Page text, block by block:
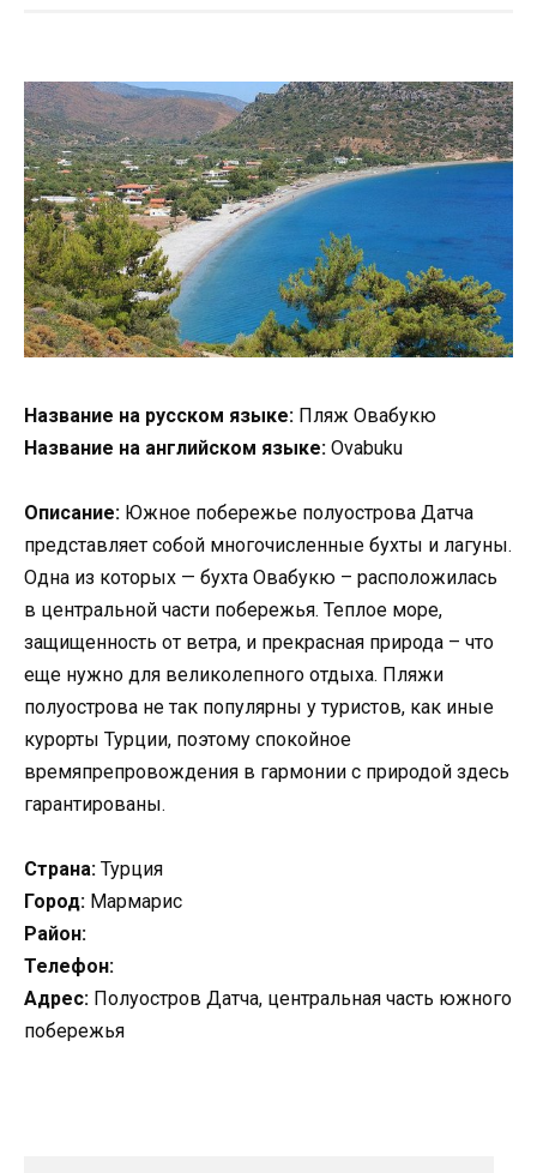
Название на русском языке: Пляж Овабукю
Название на английском языке: Ovabuku
Описание: Южное побережье полуострова Датча
представляет собой многочисленные бухты и лагуны.
Одна из которых — бухта Овабукю – расположилась
в центральной части побережья. Теплое море,
защищенность от ветра, и прекрасная природа – что
еще нужно для великолепного отдыха. Пляжи
полуострова не так популярны у туристов, как иные
курорты Турции, поэтому спокойное
времяпрепровождения в гармонии с природой здесь
гарантированы.
Страна: Турция
Город: Мармарис
Район:
Телефон:
Адрес: Полуостров Датча, центральная часть южного
побережья